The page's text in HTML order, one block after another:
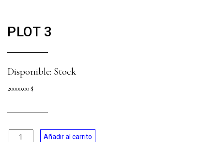
PLOT 3
Disponible: Stock
20000.00$
CantidadAñadir al carrito